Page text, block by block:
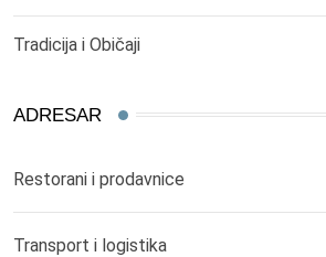
Tradicija i Običaji
ADRESAR
Restorani i prodavnice
Transport i logistika